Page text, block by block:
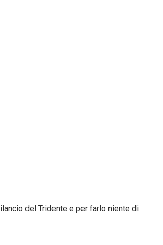
del Tridente e per farlo niente di